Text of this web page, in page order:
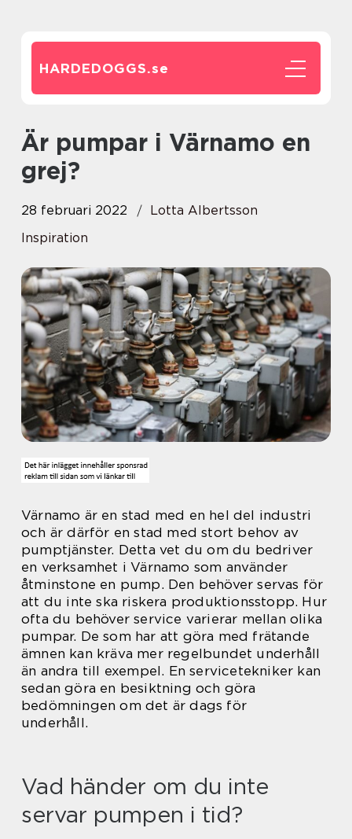
HARDEDOGGS.se
Är pumpar i Värnamo en
grej?
28 februari 2022
Lotta Albertsson
Inspiration
Värnamo är en stad med en hel del industri
och är därför en stad med stort behov av
pumptjänster. Detta vet du om du bedriver
en verksamhet i Värnamo som använder
åtminstone en pump. Den behöver servas för
att du inte ska riskera produktionsstopp. Hur
ofta du behöver service varierar mellan olika
pumpar. De som har att göra med frätande
ämnen kan kräva mer regelbundet underhåll
än andra till exempel. En servicetekniker kan
sedan göra en besiktning och göra
bedömningen om det är dags för
underhåll.
Vad händer om du inte
servar pumpen i tid?